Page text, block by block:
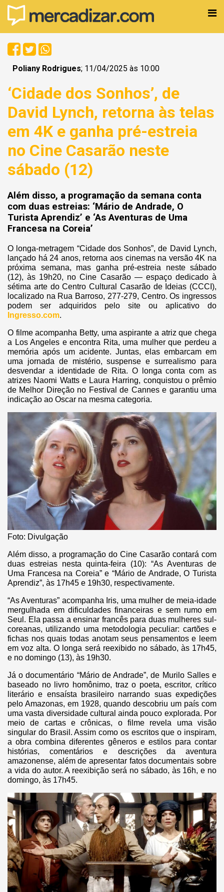
Poliany Rodrigues; 11/04/2025 às 10:00
‘Cidade dos Sonhos’, de
David Lynch, retorna às telas
em 4K e ganha pré-estreia
no Cine Casarão neste
sábado (12)
Além disso, a programação da semana conta
com duas estreias: ‘Mário de Andrade, O
Turista Aprendiz’ e ‘As Aventuras de Uma
Francesa na Coreia’
O longa-metragem “Cidade dos Sonhos”, de David Lynch,
lançado há 24 anos, retorna aos cinemas na versão 4K na
próxima semana, mas ganha pré-estreia neste sábado
(12), às 19h20, no Cine Casarão — espaço dedicado à
sétima arte do Centro Cultural Casarão de Ideias (CCCI),
localizado na Rua Barroso, 277-279, Centro. Os ingressos
podem ser adquiridos pelo site ou aplicativo do
Ingresso.com.
O filme acompanha Betty, uma aspirante a atriz que chega
a Los Angeles e encontra Rita, uma mulher que perdeu a
memória após um acidente. Juntas, elas embarcam em
uma jornada de mistério, suspense e surrealismo para
desvendar a identidade de Rita. O longa conta com as
atrizes Naomi Watts e Laura Harring, conquistou o prêmio
de Melhor Direção no Festival de Cannes e garantiu uma
indicação ao Oscar na mesma categoria.
Foto: Divulgação
Além disso, a programação do Cine Casarão contará com
duas estreias nesta quinta-feira (10): “As Aventuras de
Uma Francesa na Coreia” e “Mário de Andrade, O Turista
Aprendiz”, às 17h45 e 19h30, respectivamente.
“As Aventuras” acompanha Iris, uma mulher de meia-idade
mergulhada em dificuldades financeiras e sem rumo em
Seul. Ela passa a ensinar francês para duas mulheres sul-
coreanas, utilizando uma metodologia peculiar: cartões e
fichas nos quais todas anotam seus pensamentos e leem
em voz alta. O longa será reexibido no sábado, às 17h45,
e no domingo (13), às 19h30.
Já o documentário “Mário de Andrade”, de Murilo Salles e
baseado no livro homônimo, traz o poeta, escritor, crítico
literário e ensaísta brasileiro narrando suas expedições
pelo Amazonas, em 1928, quando descobriu um país com
uma vasta diversidade cultural ainda pouco explorada. Por
meio de cartas e crônicas, o filme revela uma visão
singular do Brasil. Assim como os escritos que o inspiram,
a obra combina diferentes gêneros e estilos para contar
histórias, comentários e descrições da aventura
amazonense, além de apresentar fatos documentais sobre
a vida do autor. A reexibição será no sábado, às 16h, e no
domingo, às 17h45.